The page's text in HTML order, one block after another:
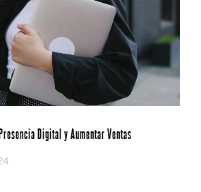
Digital y Aumentar Ventas